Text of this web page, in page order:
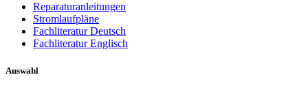
Reparaturanleitungen
Stromlaufpläne
Fachliteratur Deutsch
Fachliteratur Englisch
Auswahl